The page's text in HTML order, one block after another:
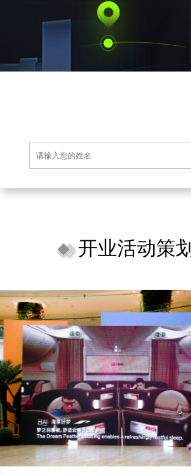
开业活动策划